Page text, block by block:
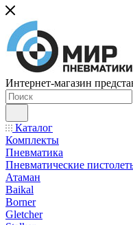
Интернет-магазин
Каталог
Комплекты
Пневматика
Пневматические
Атаман
Baikal
Borner
Gletcher